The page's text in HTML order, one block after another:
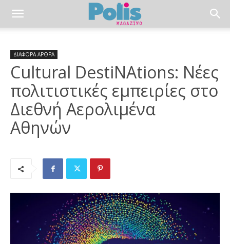
ΔΙΑΦΟΡΑ ΑΡΘΡΑ
Cultural DestiNAtions: Νέες
πολιτιστικές εμπειρίες στο
Διεθνή Αερολιμένα
Αθηνών